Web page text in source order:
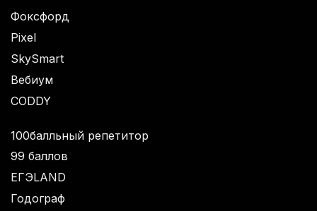
Фоксфорд
Pixel
SkySmart
Вебиум
CODDY
100балльный репетитор
99 баллов
ЕГЭLAND
Годограф